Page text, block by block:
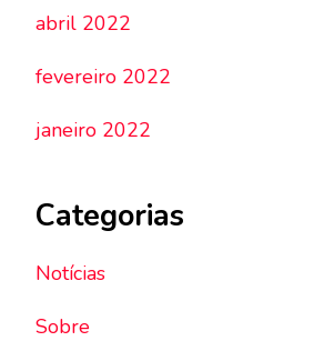
abril 2022
fevereiro 2022
janeiro 2022
Categorias
Notícias
Sobre